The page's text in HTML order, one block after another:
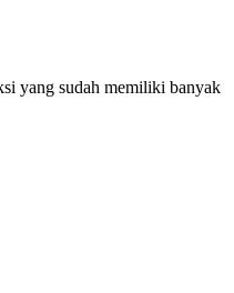
yang sudah memiliki banyak